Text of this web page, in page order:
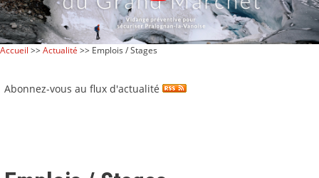
Accueil >>Actualité >> Emplois / Stages
Abonnez-vous au flux d'actualité